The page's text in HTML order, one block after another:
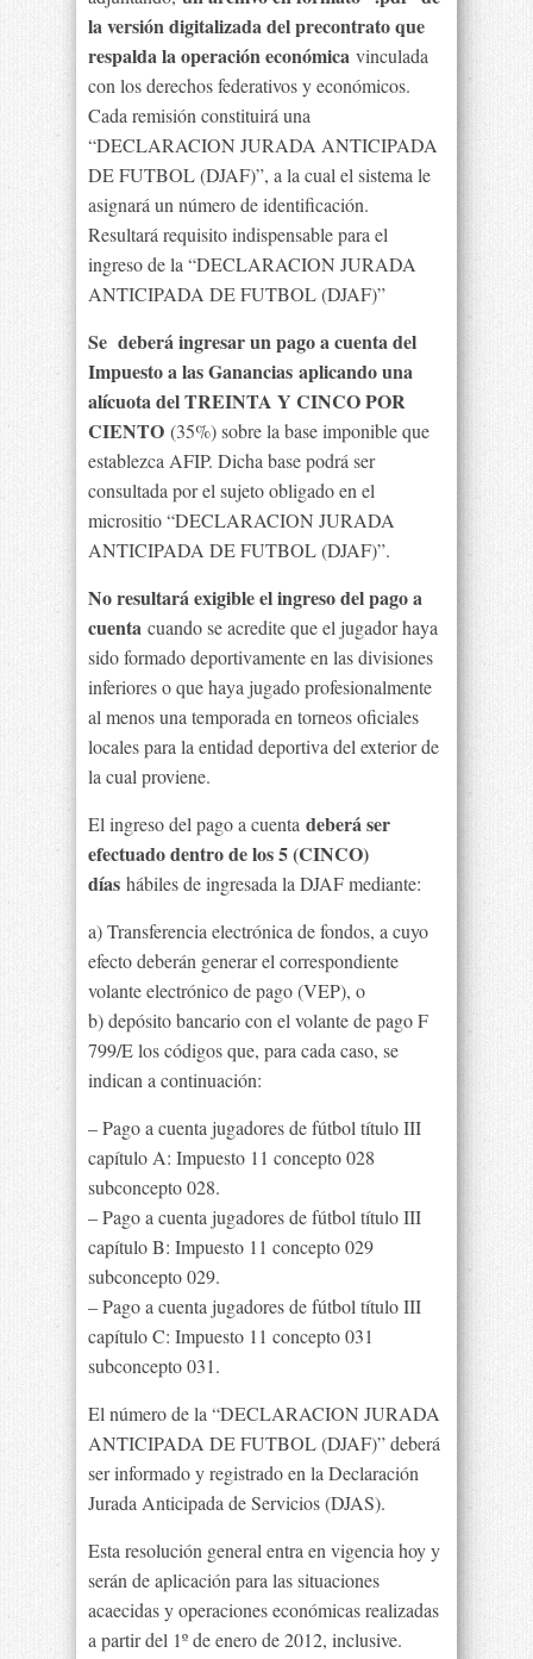
la versión digitalizada del precontrato que
respalda la operación económica vinculada
con los derechos federativos y económicos.
Cada remisión constituirá una
“DECLARACION JURADA ANTICIPADA
DE FUTBOL (DJAF)”, a la cual el sistema le
asignará un número de identificación.
Resultará requisito indispensable para el
ingreso de la “DECLARACION JURADA
ANTICIPADA DE FUTBOL (DJAF)”
Se deberá ingresar un pago a cuenta del
Impuesto a las Ganancias aplicando una
alícuota del TREINTA Y CINCO POR
CIENTO (35%) sobre la base imponible que
establezca AFIP. Dicha base podrá ser
consultada por el sujeto obligado en el
micrositio “DECLARACION JURADA
ANTICIPADA DE FUTBOL (DJAF)”.
No resultará exigible el ingreso del pago a
cuenta cuando se acredite que el jugador haya
sido formado deportivamente en las divisiones
inferiores o que haya jugado profesionalmente
al menos una temporada en torneos oficiales
locales para la entidad deportiva del exterior de
la cual proviene.
El ingreso del pago a cuenta deberá ser
efectuado dentro de los 5 (CINCO)
días hábiles de ingresada la DJAF mediante:
a) Transferencia electrónica de fondos, a cuyo
efecto deberán generar el correspondiente
volante electrónico de pago (VEP), o
b) depósito bancario con el volante de pago F
799/E los códigos que, para cada caso, se
indican a continuación:
– Pago a cuenta jugadores de fútbol título III
capítulo A: Impuesto 11 concepto 028
subconcepto 028.
– Pago a cuenta jugadores de fútbol título III
capítulo B: Impuesto 11 concepto 029
subconcepto 029.
– Pago a cuenta jugadores de fútbol título III
capítulo C: Impuesto 11 concepto 031
subconcepto 031.
El número de la “DECLARACION JURADA
ANTICIPADA DE FUTBOL (DJAF)” deberá
ser informado y registrado en la Declaración
Jurada Anticipada de Servicios (DJAS).
Esta resolución general entra en vigencia hoy y
serán de aplicación para las situaciones
acaecidas y operaciones económicas realizadas
a partir del 1º de enero de 2012, inclusive.